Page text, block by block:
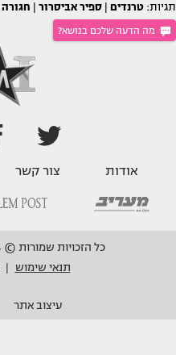
תגיות: טרנדים ספיר אביסרור חגורה
מה הדעה שלכם בנושא?
אודות צור קשר
כל הזכויות שמורות © 2014 מעריב און ליין בע"מ.
תנאי שימוש
עיצוב אתר